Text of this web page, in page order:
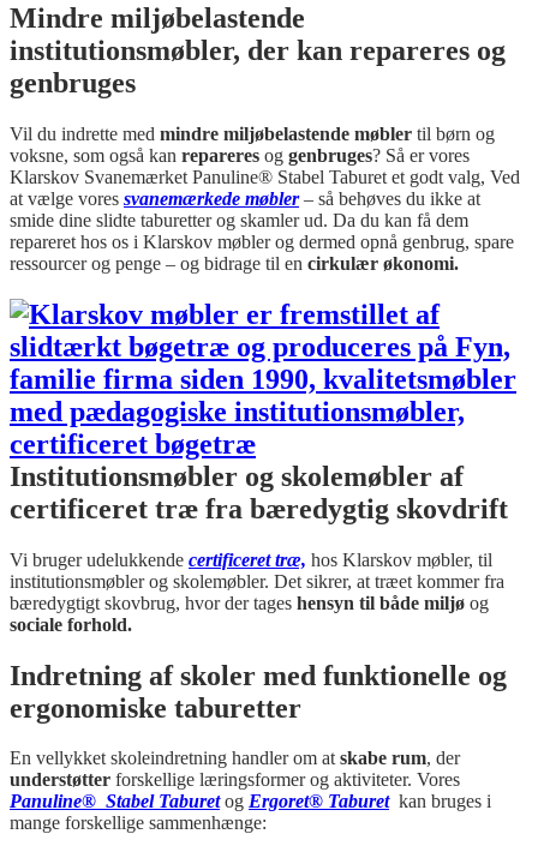
Mindre miljøbelastende
institutionsmøbler, der kan repareres og
genbruges
Vil du indrette med mindre miljøbelastende møbler til børn og
voksne, som også kan repareres og genbruges? Så er vores
Klarskov Svanemærket Panuline® Stabel Taburet et godt valg, Ved
at vælge vores svanemærkede møbler– så behøves du ikke at
smide dine slidte taburetter og skamler ud. Da du kan få dem
repareret hos os i Klarskov møbler og dermed opnå genbrug, spare
ressourcer og penge – og bidrage til en cirkulær økonomi.
Institutionsmøbler og skolemøbler af
certificeret træ fra bæredygtig skovdrift
Vi bruger udelukkende certificeret træ, hos Klarskov møbler, til
institutionsmøbler og skolemøbler. Det sikrer, at træet kommer fra
bæredygtigt skovbrug, hvor der tages hensyn til både miljø og
sociale forhold.
Indretning af skoler med funktionelle og
ergonomiske taburetter
En vellykket skoleindretning handler om atskabe rum, der
understøtter forskellige læringsformer og aktiviteter. Vores
Panuline® Stabel Taburetog Ergoret® Taburetkan bruges i
mange forskellige sammenhænge: